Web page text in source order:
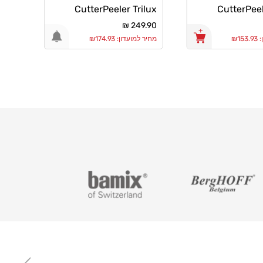
CutterPeeler Trilux
24X4.5cm
מחיר
רגיל
249.90 ₪
מחיר למועדון: ₪174.93